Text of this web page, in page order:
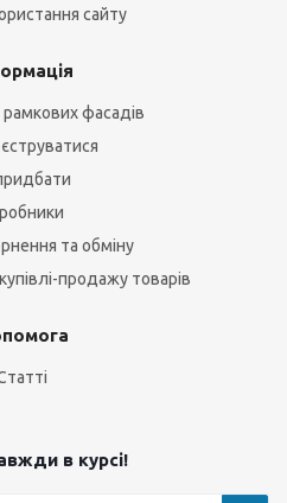
сайту
фасадів
та обміну
продажу товарів
в курсі!